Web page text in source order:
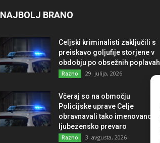
NAJBOLJ BRANO
Celjski kriminalisti zaključili s
preiskavo goljufije storjene v
obdobju po obsežnih poplavah
Razno 29. julija, 2026
Včeraj so na območju
Policijske uprave Celje
obravnavali tako imenovano
ljubezensko prevaro
Razno 3. avgusta, 2026